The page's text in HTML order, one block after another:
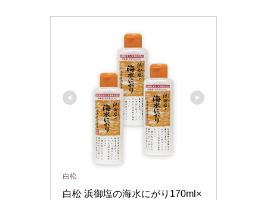
白松
白松 浜御塩の海水にがり170ml×